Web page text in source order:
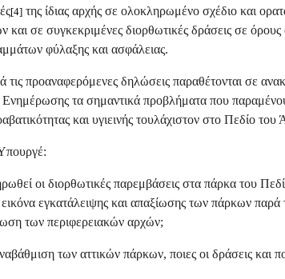
[4] της ίδιας αρχής σε ολοκληρωμένο σχέδιο και
και σε συγκεκριμένες διορθωτικές δράσεις σε
φύλαξης και ασφάλειας.
τις προαναφερόμενες δηλώσεις παραθέτονται σε
τα σημαντικά προβλήματα που
και υγιεινής τουλάχιστον στο Πεδίο
οι διορθωτικές παρεμβάσεις στα πάρκα του
εγκατάλειψης και απαξίωσης των πάρκων παρά
των περιφερειακών αρχών;
των αττικών πάρκων, ποιες οι δράσεις και